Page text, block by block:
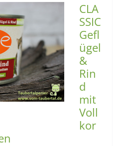
CLA
SSIC
Gefl
ügel
&
Rin
d
mit
Voll
kor